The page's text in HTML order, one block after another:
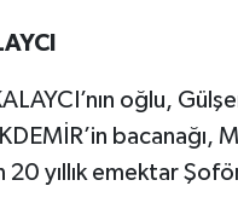
oğlu,
bacanağı,
yıllık emektar